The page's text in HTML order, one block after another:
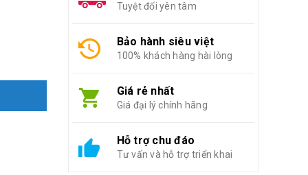
Tuyệt đối yên tâm
Bảo hành siêu việt
100% khách hàng hài lòng
Giá rẻ nhất
Giá đại lý chính hãng
Hỗ trợ chu đáo
Tư vấn và hỗ trợ triển khai